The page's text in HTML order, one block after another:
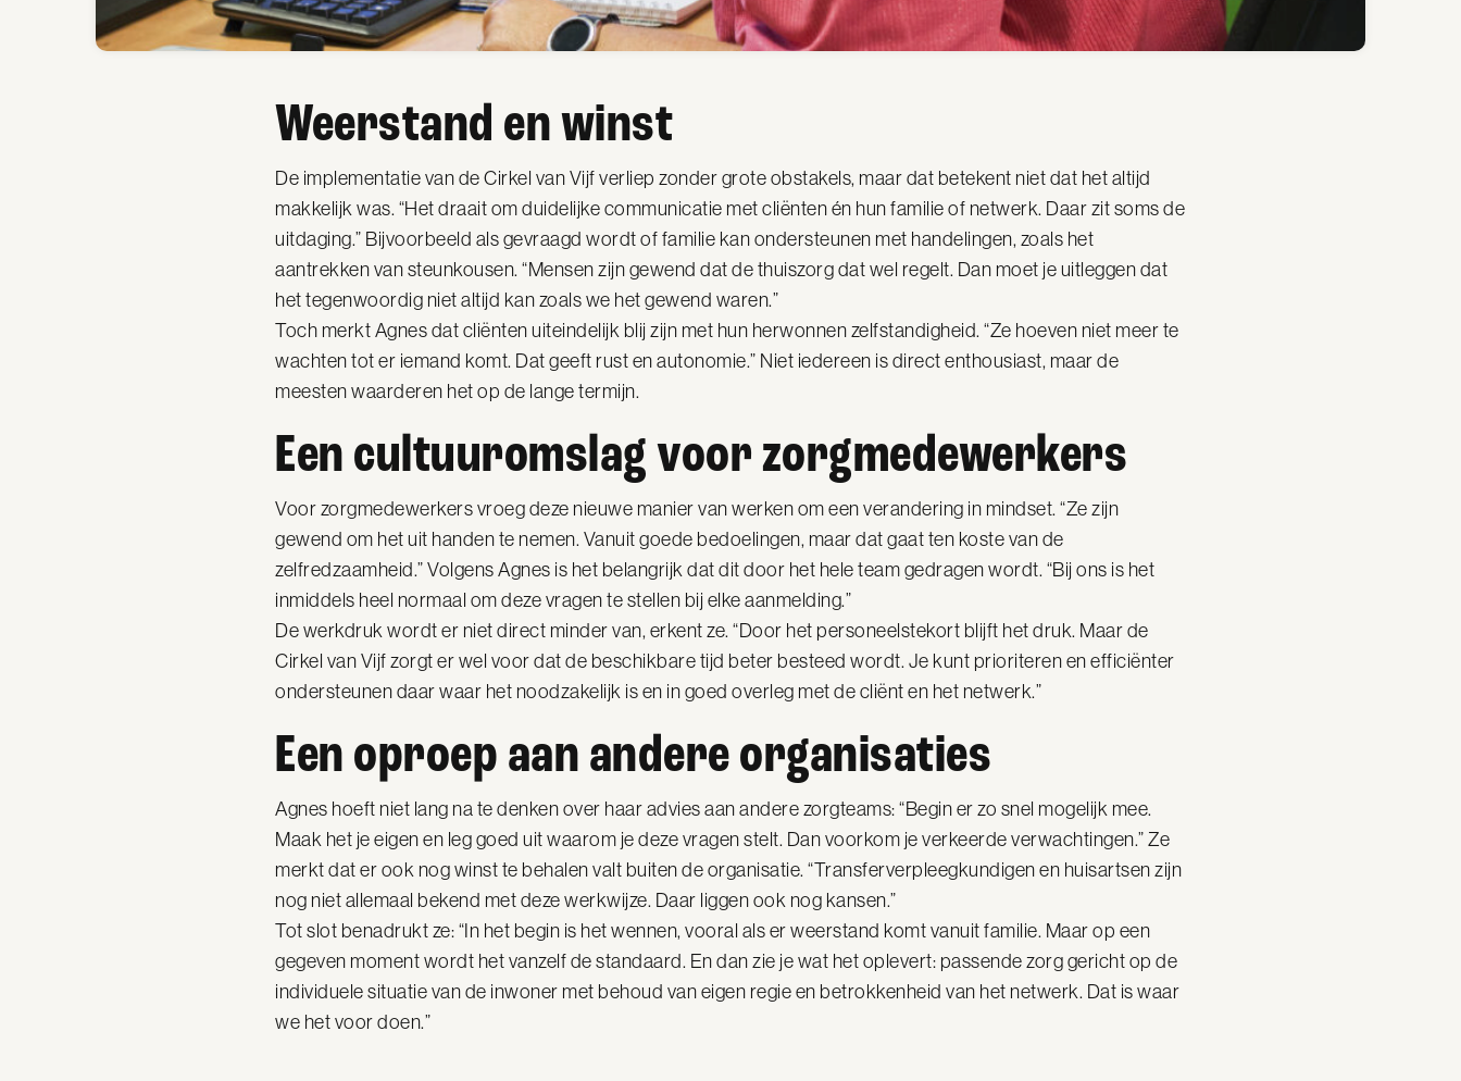
Weerstand en winst
De implementatie van de Cirkel van Vijf verliep zonder grote obstakels, maar dat betekent niet dat het altijd
makkelijk was. “Het draait om duidelijke communicatie met cliënten én hun familie of netwerk. Daar zit soms de
uitdaging.” Bijvoorbeeld als gevraagd wordt of familie kan ondersteunen met handelingen, zoals het
aantrekken van steunkousen. “Mensen zijn gewend dat de thuiszorg dat wel regelt. Dan moet je uitleggen dat
het tegenwoordig niet altijd kan zoals we het gewend waren.”
Toch merkt Agnes dat cliënten uiteindelijk blij zijn met hun herwonnen zelfstandigheid. “Ze hoeven niet meer te
wachten tot er iemand komt. Dat geeft rust en autonomie.” Niet iedereen is direct enthousiast, maar de
meesten waarderen het op de lange termijn.
Een cultuuromslag voor zorgmedewerkers
Voor zorgmedewerkers vroeg deze nieuwe manier van werken om een verandering in mindset. “Ze zijn
gewend om het uit handen te nemen. Vanuit goede bedoelingen, maar dat gaat ten koste van de
zelfredzaamheid.” Volgens Agnes is het belangrijk dat dit door het hele team gedragen wordt. “Bij ons is het
inmiddels heel normaal om deze vragen te stellen bij elke aanmelding.”
De werkdruk wordt er niet direct minder van, erkent ze. “Door het personeelstekort blijft het druk. Maar de
Cirkel van Vijf zorgt er wel voor dat de beschikbare tijd beter besteed wordt. Je kunt prioriteren en efficiënter
ondersteunen daar waar het noodzakelijk is en in goed overleg met de cliënt en het netwerk.”
Een oproep aan andere organisaties
Agnes hoeft niet lang na te denken over haar advies aan andere zorgteams: “Begin er zo snel mogelijk mee.
Maak het je eigen en leg goed uit waarom je deze vragen stelt. Dan voorkom je verkeerde verwachtingen.” Ze
merkt dat er ook nog winst te behalen valt buiten de organisatie. “Transferverpleegkundigen en huisartsen zijn
nog niet allemaal bekend met deze werkwijze. Daar liggen ook nog kansen.”
Tot slot benadrukt ze: “In het begin is het wennen, vooral als er weerstand komt vanuit familie. Maar op een
gegeven moment wordt het vanzelf de standaard. En dan zie je wat het oplevert: passende zorg gericht op de
individuele situatie van de inwoner met behoud van eigen regie en betrokkenheid van het netwerk. Dat is waar
we het voor doen.”